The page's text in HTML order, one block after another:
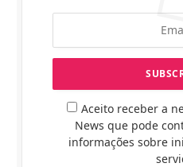
Aceito receber a
News que pode
informações sobre